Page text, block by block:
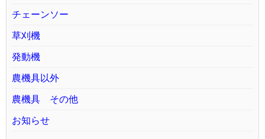
チェーンソー
草刈機
発動機
農機具以外
農機具 その他
お知らせ